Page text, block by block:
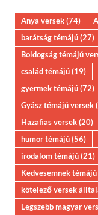
Anya versek(74)
barátság témájú(27)
Boldogság témájú
család témájú(19)
gyermek témájú(72)
Gyász témájú versek
Hazafias versek(20)
humor témájú(56)
irodalom témájú(21)
Kedvesemnek
kötelező versek
Legszebb magyar